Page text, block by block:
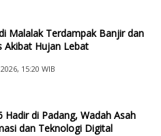
Malalak Terdampak Banjir dan
Akibat Hujan Lebat
15:20 WIB
Hadir di Padang, Wadah Asah
dan Teknologi Digital